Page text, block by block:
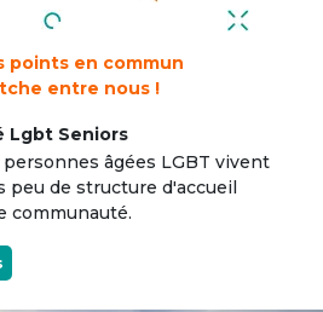
points en commun
entre nous !
Lgbt Seniors
âgées LGBT vivent
peu de structure d'accueil
communauté.